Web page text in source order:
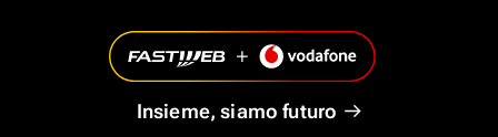
Insieme, siamo futuro